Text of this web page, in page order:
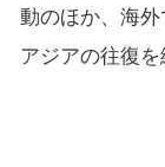
動のほか、海
アジアの往復を